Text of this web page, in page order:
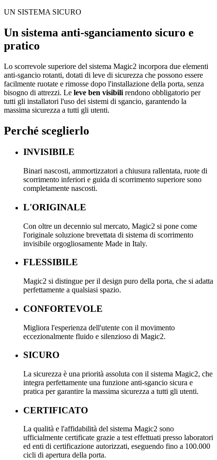
UN SISTEMA SICURO
Un sistema anti-sganciamento sicuro e
pratico
Lo scorrevole superiore del sistema Magic2 incorpora due elementi
anti-sgancio rotanti, dotati di leve di sicurezza che possono essere
facilmente ruotate e rimosse dopo l'installazione della porta, senza
bisogno di attrezzi. Le leve ben visibili rendono obbligatorio per
tutti gli installatori l'uso dei sistemi di sgancio, garantendo la
massima sicurezza a tutti gli utenti.
Perché sceglierlo
INVISIBILE
Binari nascosti, ammortizzatori a chiusura rallentata, ruote di
scorrimento inferiori e guida di scorrimento superiore sono
completamente nascosti.
L'ORIGINALE
Con oltre un decennio sul mercato, Magic2 si pone come
l'originale soluzione brevettata di sistema di scorrimento
invisibile orgogliosamente Made in Italy.
FLESSIBILE
Magic2 si distingue per il design puro della porta, che si adatta
perfettamente a qualsiasi spazio.
CONFORTEVOLE
Migliora l'esperienza dell'utente con il movimento
eccezionalmente fluido e silenzioso di Magic2.
SICURO
La sicurezza è una priorità assoluta con il sistema Magic2, che
integra perfettamente una funzione anti-sgancio sicura e
pratica per garantire la massima sicurezza a tutti gli utenti.
CERTIFICATO
La qualità e l'affidabilità del sistema Magic2 sono
ufficialmente certificate grazie a test effettuati presso laboratori
ed enti di certificazione autorizzati, eseguendo fino a 100.000
cicli di apertura della porta.